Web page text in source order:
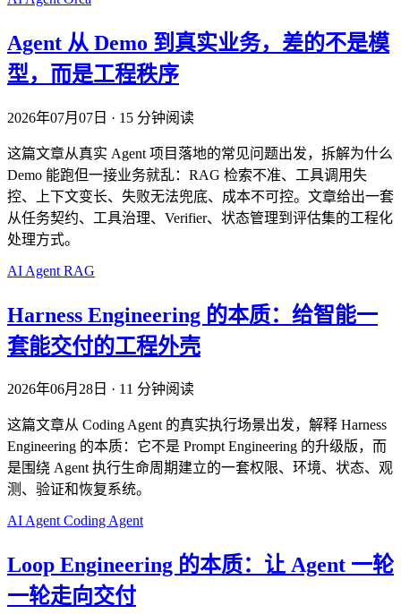
Agent 从 Demo 到真实业务，差的不是模
型，而是工程秩序
2026年07月07日 · 15 分钟阅读
这篇文章从真实 Agent 项目落地的常见问题出发，拆解为什么
Demo 能跑但一接业务就乱：RAG 检索不准、工具调用失
控、上下文变长、失败无法兜底、成本不可控。文章给出一套
从任务契约、工具治理、Verifier、状态管理到评估集的工程化
处理方式。
AI Agent RAG
Harness Engineering 的本质：给智能一
套能交付的工程外壳
2026年06月28日 · 11 分钟阅读
这篇文章从 Coding Agent 的真实执行场景出发，解释 Harness
Engineering 的本质：它不是 Prompt Engineering 的升级版，而
是围绕 Agent 执行生命周期建立的一套权限、环境、状态、观
测、验证和恢复系统。
AIAgentCoding Agent
Loop Engineering 的本质：让 Agent 一轮
一轮走向交付